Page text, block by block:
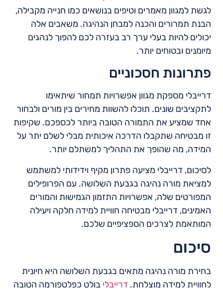
לגשת למגוון מאמרים וטיפים בנושאים כמו חנייה מקבילה,
הבנת תמרורים והכנה למבחן הנהיגה. משאבים אלה
יכולים להיות בעלי ערך רב בעזרה לכם להפוך לנהגים
מיומנים ובטוחים יותר.
פתרונות חסכוניים
דרייבלי מספקת מגוון אפשרויות תמחור שיתאימו
לתקציבים שונים. תוכלו להשוות מחירים בין מורים ולבחור
אחד שמציע את התמורה הטובה ביותר לכספכם. שקיפות
זו מבטיחה שתקבלו הדרכה איכותית מבלי לשלם יתר על
המידה, מה שהופך את התהליך למשתלם יותר.
לסיכום, דרייבלי מציעה פתרון מקיף וידידותי למשתמש
למציאת מורה נהיגה בגבעת השלושה. עם הפרופילים
המפורטים שלה, אפשרויות התזמון הגמישות והמורים
האמינים, דרייבלי מבטיחה חוויית למידה חלקה ויעילה
המותאמת לצרכים הספציפיים שלכם.
סיכום
בחירת מורה נהיגה מתאים בגבעת השלושה היא חיונית
לחוויית למידה מוצלחת. דרייבלי בולט כפלטפורמה הטובה